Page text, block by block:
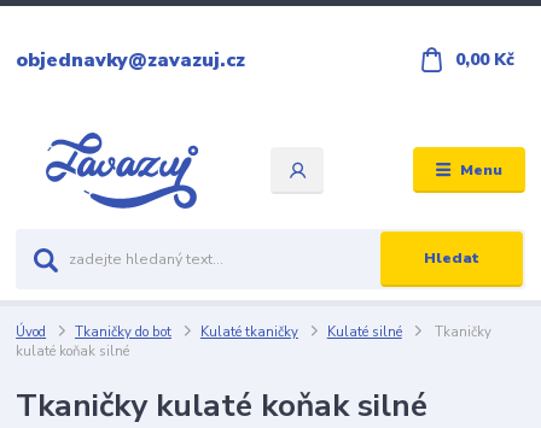
Menu
Hledat
objednavky@zavazuj.cz 0,00 Kč
Úvod Tkaničky do bot Kulaté tkaničky Kulaté silné
Tkaničky
kulaté koňak silné
Tkaničky kulaté koňak silné